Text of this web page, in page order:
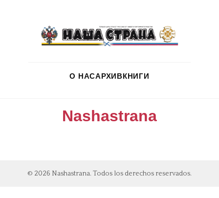
О НАСАРХИВКНИГИ
Nashastrana
© 2026 Nashastrana. Todos los derechos reservados.